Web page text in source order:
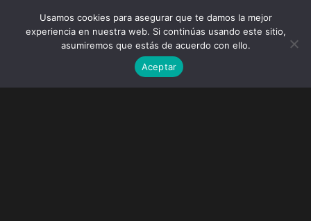
Blog
Usamos cookies para asegurar que te damos la mejor
experiencia en nuestra web. Si continúas usando este sitio,
asumiremos que estás de acuerdo con ello.
Aceptar